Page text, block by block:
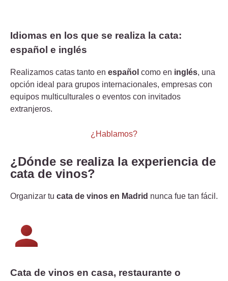
Idiomas en los que se realiza la cata:
español e inglés
Realizamos catas tanto en español como en inglés, una
opción ideal para grupos internacionales, empresas con
equipos multiculturales o eventos con invitados
extranjeros.
¿Hablamos?
¿Dónde se realiza la experiencia de
cata de vinos?
Organizar tu cata de vinos en Madrid nunca fue tan fácil.
Cata de vinos en casa, restaurante o